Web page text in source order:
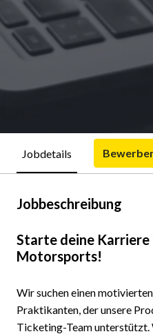
Jobdetails
Jobbeschreibung
Starte deine Karriere
Motorsports!
Wir suchen einen
Praktikanten, der unsere
Ticketing-Team unterstützt.